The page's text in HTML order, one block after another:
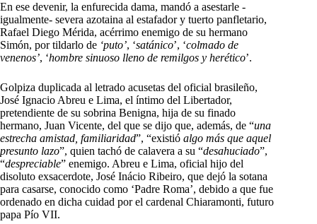
En ese devenir, la enfurecida dama, mandó a asestarle -
igualmente- severa azotaina al estafador y tuerto panfletario,
Rafael Diego Mérida, acérrimo enemigo de su hermano
Simón, por tildarlo de ‘puto’, ‘satánico’, ‘colmado de
venenos’, ‘hombre sinuoso lleno de remilgos y herético’.
Golpiza duplicada al letrado acusetas del oficial brasileño,
José Ignacio Abreu e Lima, el íntimo del Libertador,
pretendiente de su sobrina Benigna, hija de su finado
hermano, Juan Vicente, del que se dijo que, además, de “una
estrecha amistad, familiaridad”, “existió algo más que aquel
presunto lazo”, quien tachó de calavera a su “desahuciado”,
“despreciable” enemigo. Abreu e Lima, oficial hijo del
disoluto exsacerdote, José Inácio Ribeiro, que dejó la sotana
para casarse, conocido como ‘Padre Roma’, debido a que fue
ordenado en dicha cuidad por el cardenal Chiaramonti, futuro
papa Pío VII.